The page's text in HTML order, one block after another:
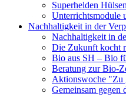
Superhelden
Unterrichtsmodule
Nachhaltigkeit in der
Nachhaltigkeit in
Die Zukunft kocht
Bio aus SH – Bio
Beratung zur Bio-
Aktionswoche "Zu
Gemeinsam gegen